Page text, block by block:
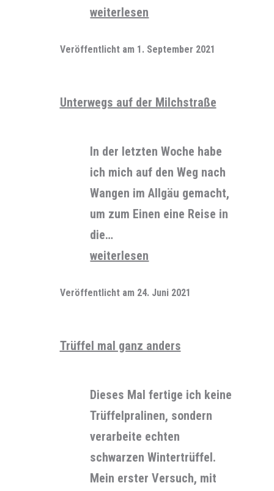
Zum
„en“
weiterlesen
Veröffentlicht am 1. September 2021
Unterwegs auf der Milchstraße
In der letzten Woche habe
ich mich auf den Weg nach
Wangen im Allgäu gemacht,
um zum Einen eine Reise in
die…
Unterwegs
der
weiterlesen
Veröffentlicht am 24. Juni 2021
Trüffel mal ganz anders
Dieses Mal fertige ich keine
Trüffelpralinen, sondern
verarbeite echten
schwarzen Wintertrüffel.
Mein erster Versuch, mit